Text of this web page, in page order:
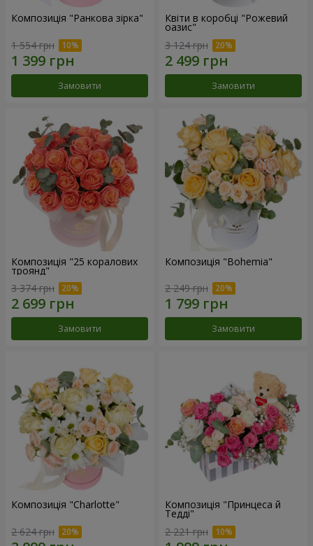
Композиція "Ранкова зірка"
1 554 грн
Замовити
Квіти в коробці "Рожевий
оазис"
3 124 грн
Замовити
Композиція "25 коралових
троянд"
3 374 грн
Замовити
Композиція "Bohemia"
2 249 грн
Замовити
Композиція "Charlotte"
2 624 грн
Композиція "Принцеса й
Тедді"
2 221 грн